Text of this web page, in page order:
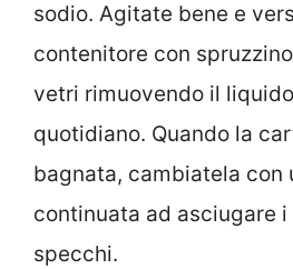
sodio. Agitate bene e
contenitore con
vetri rimuovendo il
quotidiano. Quando la
bagnata, cambiatela con
continuata ad asciugare
specchi.